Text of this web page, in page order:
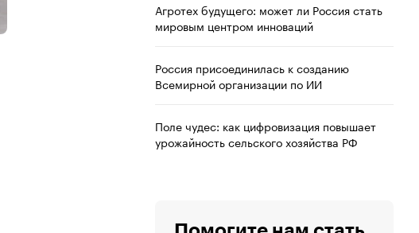
Агротех будущего: может ли Россия стать
мировым центром инноваций
Россия присоединилась к созданию
Всемирной организации по ИИ
Поле чудес: как цифровизация повышает
урожайность сельского хозяйства РФ